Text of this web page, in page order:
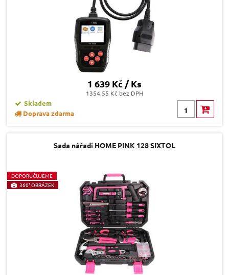
1 639 Kč / Ks
1354.55 Kč bez DPH
Skladem
Doprava zdarma
Sada nářadí HOME PINK 128 SIXTOL
DOPORUČUJEME
360° OBRÁZEK